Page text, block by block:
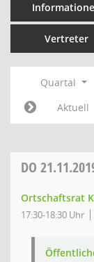
Vertreter
Quartal
Aktuell
DO
Ortschaftsrat
17:30-18:30 Uhr